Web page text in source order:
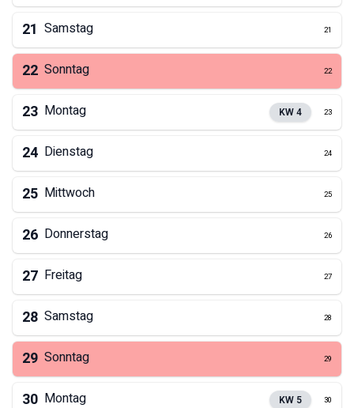
21 Samstag 21
22 Sonntag 22
23 Montag KW4 23
24 Dienstag 24
25 Mittwoch 25
26 Donnerstag 26
27 Freitag 27
28 Samstag 28
29 Sonntag 29
30 Montag KW 5 30